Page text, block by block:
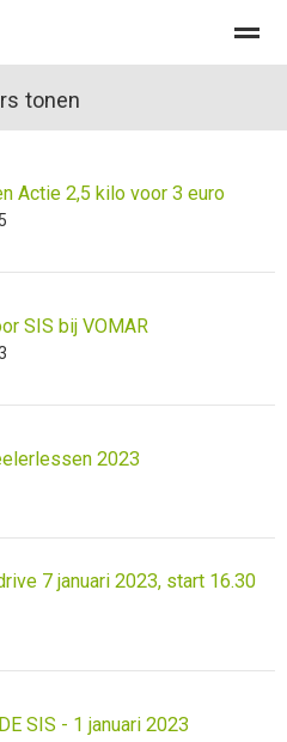
Nieuws Agenda
tonen
Actie 2,5 kilo voor 3 euro
SIS bij VOMAR
2023
7 januari 2023, start 16.30
SIS - 1 januari 2023